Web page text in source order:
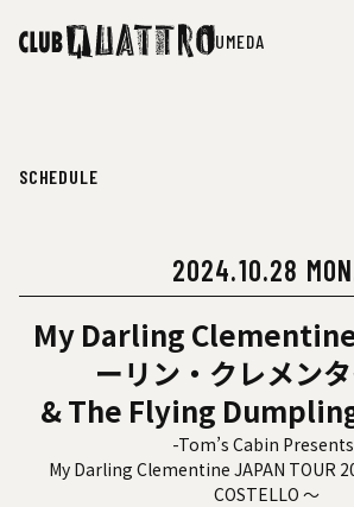
UMEDA
SCHEDULE
2024.10.28
My Darling
ーリン・クレメンタ
& The Flying
-Tom’s Cabin
My Darling Clementine JAPAN TOUR
COSTELLO 〜